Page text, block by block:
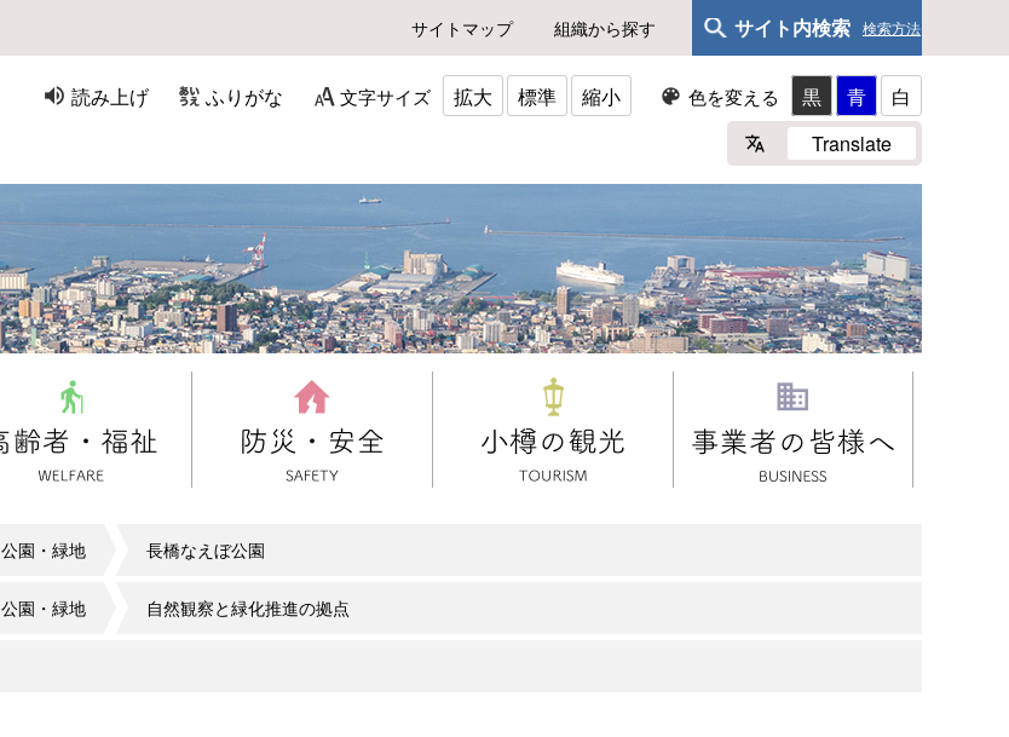
サイトマップ 組織から探す サイト内検索 検索方法
読み上げ ふりがな 文字サイズ 拡大 標準 縮小 色を変える 黒 青
白
Translate
公園・緑地 長橋なえぼ公園
公園・緑地 自然観察と緑化推進の拠点